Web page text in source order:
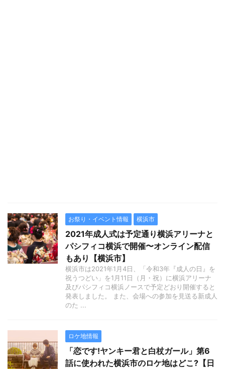
お祭り・イベント情報 横浜市
2021年成人式は予定通り横浜アリーナと
パシフィコ横浜で開催〜オンライン配信
もあり【横浜市】
横浜市は2021年1月4日、「令和3年『成人の日』を
祝うつどい」を1月11日（月・祝）に横浜アリーナ
及びパシフィコ横浜ノースで予定どおり開催すると
発表しました。 また、会場への参加を見送る新成人
のた ...
ロケ地情報
「恋です!ヤンキー君と白杖ガール」第6
話に使われた横浜市のロケ地はどこ?【日